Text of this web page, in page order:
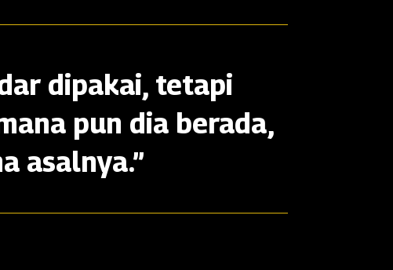
dipakai, tetapi
pun dia berada,
asalnya.”